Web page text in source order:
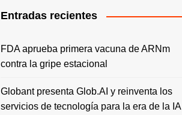
Entradas recientes
FDA aprueba primera vacuna de ARNm
contra la gripe estacional
Globant presenta Glob.AI y reinventa los
servicios de tecnología para la era de la IA